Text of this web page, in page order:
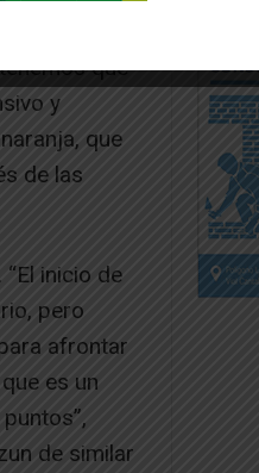
todo
que
y
que
de las
inicio de
pero
afrontar
es un
de similar